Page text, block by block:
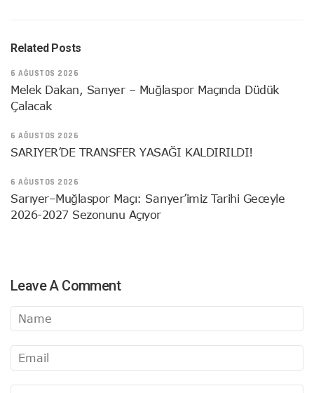
Related Posts
6 AĞUSTOS 2026
Melek Dakan, Sarıyer – Muğlaspor Maçında Düdük
Çalacak
6 AĞUSTOS 2026
SARIYER’DE TRANSFER YASAĞI KALDIRILDI!
6 AĞUSTOS 2026
Sarıyer–Muğlaspor Maçı: Sarıyer’imiz Tarihi Geceyle
2026-2027 Sezonunu Açıyor
Leave A Comment